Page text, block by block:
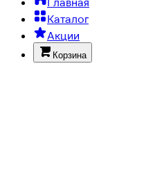
Каталог
Акции
Корзина